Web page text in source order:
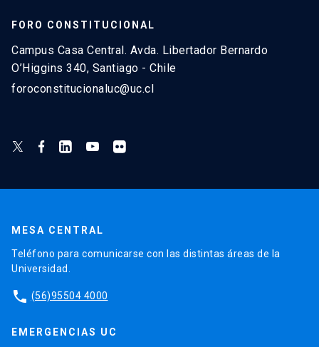
FORO CONSTITUCIONAL
Campus Casa Central. Avda. Libertador Bernardo
O’Higgins 340, Santiago - Chile
foroconstitucionaluc@uc.cl
MESA CENTRAL
Teléfono para comunicarse con las distintas áreas de la
Universidad.
phone (56)95504 4000
EMERGENCIAS UC